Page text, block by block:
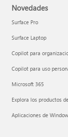
Novedades
Surface Pro
Surface Laptop
Copilot para
Copilot para uso
Microsoft 365
Explora los productos
Aplicaciones de